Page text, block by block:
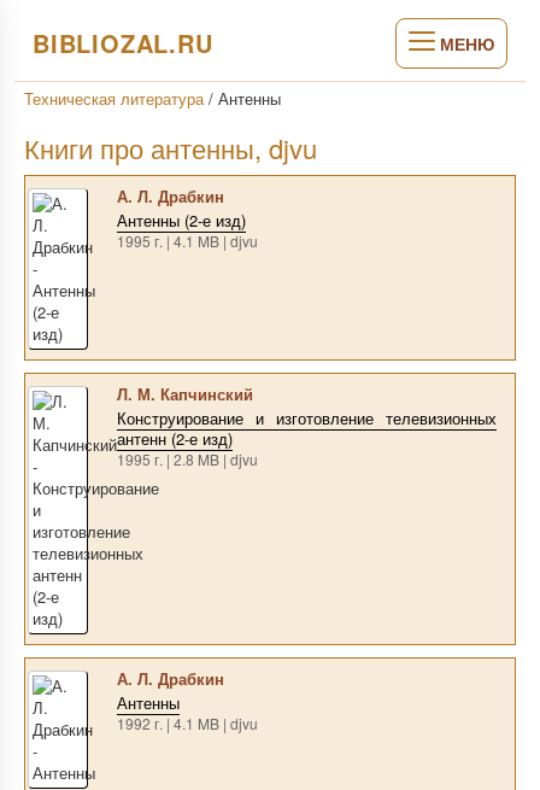
BIBLIOZAL.RU МЕНЮ
Техническая литература/ Антенны
Книги про антенны, djvu
А. Л. Драбкин
Антенны (2-е изд)
1995 г. | 4.1 MB | djvu
Л. М. Капчинский
Конструирование и изготовление телевизионных
антенн (2-е изд)
1995 г. | 2.8 MB | djvu
А. Л. Драбкин
Антенны
1992 г. | 4.1 MB | djvu